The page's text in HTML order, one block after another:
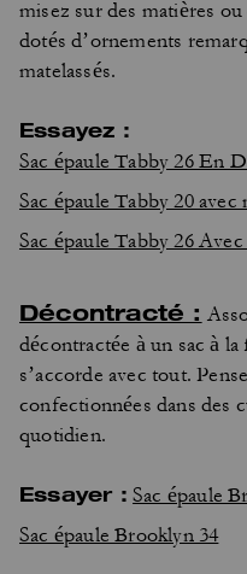
misez sur des matières
dotés d’ornements
matelassés.
Essayez :
Sac épaule Tabby 26 En
Sac épaule Tabby 20 avec
Sac épaule Tabby 26
Décontracté :
décontractée à un sac à
s’accorde avec tout.
confectionnées dans des
quotidien.
Essayer : Sac épaule
Sac épaule Brooklyn 34